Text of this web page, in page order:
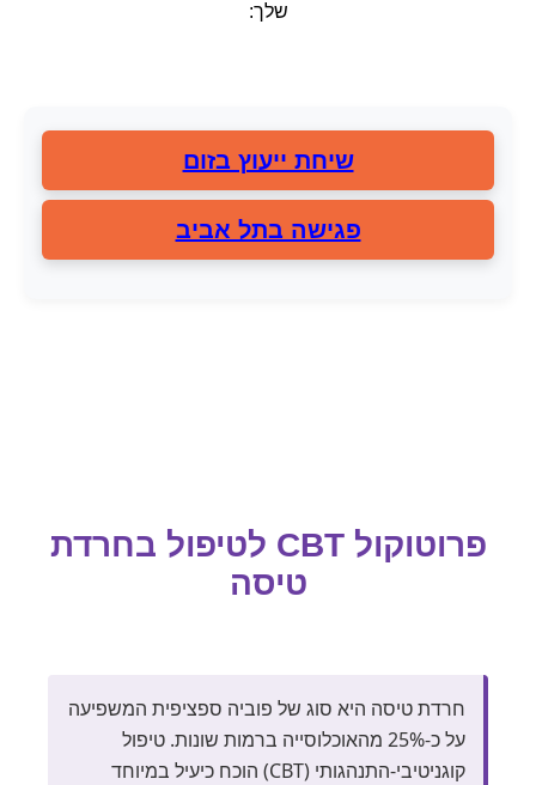
שלך:
שיחת ייעוץ בזום
פגישה בתל אביב
פרוטוקול CBT לטיפול בחרדת
טיסה
חרדת טיסה היא סוג של פוביה ספציפית המשפיעה
על כ-25% מהאוכלוסייה ברמות שונות. טיפול
קוגניטיבי-התנהגותי (CBT) הוכח כיעיל במיוחד